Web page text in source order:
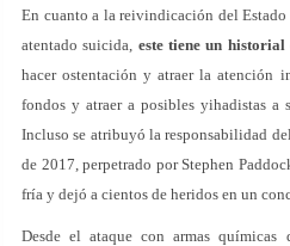
En cuanto a la reivindicación del
atentado suicida, este tiene un historial
hacer ostentación y atraer la atención
fondos y atraer a posibles yihadistas a
Incluso se atribuyó la responsabilidad
de 2017, perpetrado por Stephen
fría y dejó a cientos de heridos en un
Desde el ataque con armas